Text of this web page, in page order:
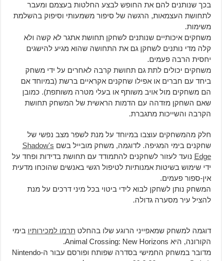
בכך שנותנים להם את החופש לבצע החלטות בעצמם ומעבר
לתחושת העצמאות, הרגשה של סיפור משמעותי וסיפוק בהשלמת
משימות.
משחקים איכותיים שנותנים לשחקן תחושת אתגר לא קשה ולא
קלה מדי נותנים לשחקן גם את התחושה שהוא מגיע להישגים
יחסית הרבה פעמים.
משחקים יכולים לתת גם תחושת קרבה לאחרים על ידי משחק
ביחד עם חברים או אפילו שחקנים אקראיים ברשת (במיוחד אם
הם משחקים מול אויב משותף או בעלי מטרה משותפת). כמובן
שאם השחקן מזדהה עם הדמות הראשית של המשחק תחושת
הקרבה והשייכות מתגברת.
חלק מהמשחקים עוצבו במיוחד על מנת לשפר מצב נפשי של
שחקנים בימי המגיפה. לדוגמה, משחק מובייל בשם Shadow's
Edgeנועד לעזור לשחקנים להתמודד עם תחושת בדידות ופחד על
ידי שימוש בשיטות אמנותיות לטיפול רגשי באנשים שהוכחו מדעית
אין-ספור פעמים.
המשחק נותן לשחקן לבוא לידי ביטוי בכל מיני דרכים על מנת
להציל עיר מסערה גדולה.
דוגמה למשחק שמאפייני הרוגע שלו בהחלט תרמו למכירותיובימי
הקורונה, היא Animal Crossing: New Horizons.
מדובר במשחק החמישי בסדרה שפותח ופורסם עבור ה-Nintendo